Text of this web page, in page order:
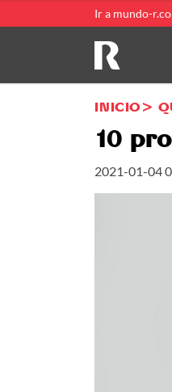
Ir a mundo-
INICIO
10
2021-01-04